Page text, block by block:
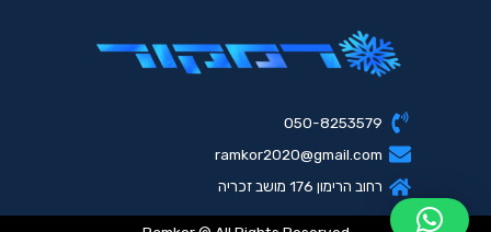
050-8253579
ramkor2020@gmail.com
רחוב הרימון 176 מושב זכריה